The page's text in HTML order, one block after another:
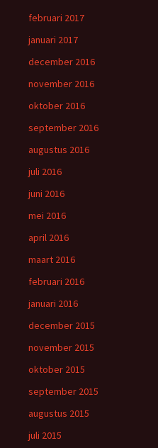
februari 2017
januari 2017
december 2016
november 2016
oktober 2016
september 2016
augustus 2016
juli 2016
juni 2016
mei 2016
april 2016
maart 2016
februari 2016
januari 2016
december 2015
november 2015
oktober 2015
september 2015
augustus 2015
juli 2015